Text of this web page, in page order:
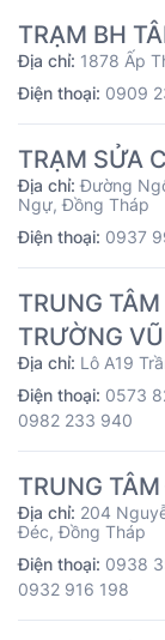
TRẠM BH
Địa chỉ: 1878 Ấp
Điện thoại: 0909
TRẠM SỬA
Địa chỉ:Đường
Ngự, Đồng Tháp
Điện thoại: 0937
TRUNG
TRƯỜNG VŨ
Địa chỉ: Lô A19
Điện thoại: 0573
0982 233 940
TRUNG
Địa chỉ: 204
Đéc, Đồng Tháp
Điện thoại: 0938
0932 916 198